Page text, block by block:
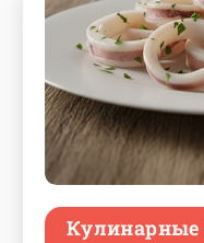
Кулинарные